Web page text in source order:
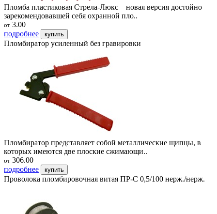
Пломба пластиковая Стрела-Люкс – новая версия достойно
зарекомендовавшей себя охранной пло..
от 3.00
подробнее
купить
Пломбиратор усиленный без гравировки
Пломбиратор представляет собой металлические щипцы, в
которых имеются две плоские сжимающи..
от 306.00
подробнее
купить
Проволока пломбировочная витая ПР-С 0,5/100 нерж./нерж.